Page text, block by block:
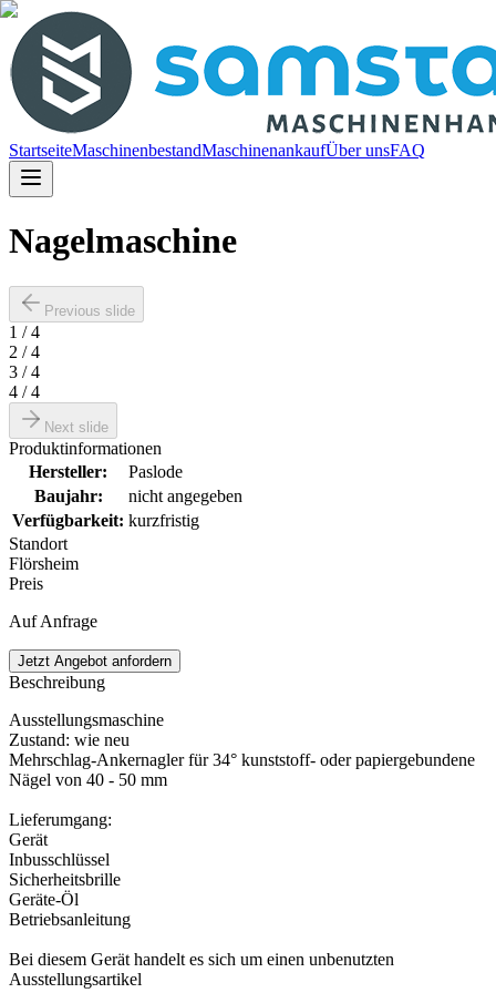
StartseiteMaschinenbestandMaschinenankaufÜber unsFAQ
Nagelmaschine
Previous slide
1 /4
2 /4
3 /4
4 /4
Next slide
Produktinformationen
Hersteller:
Paslode
Baujahr:
nicht angegeben
Verfügbarkeit: kurzfristig
Standort
Flörsheim
Preis
Auf Anfrage
Jetzt Angebot anfordern
Beschreibung
Ausstellungsmaschine
Zustand: wie neu
Mehrschlag-Ankernagler für 34° kunststoff- oder papiergebundene
Nägel von 40 - 50 mm
Lieferumgang:
Gerät
Inbusschlüssel
Sicherheitsbrille
Geräte-Öl
Betriebsanleitung
Bei diesem Gerät handelt es sich um einen unbenutzten
Ausstellungsartikel